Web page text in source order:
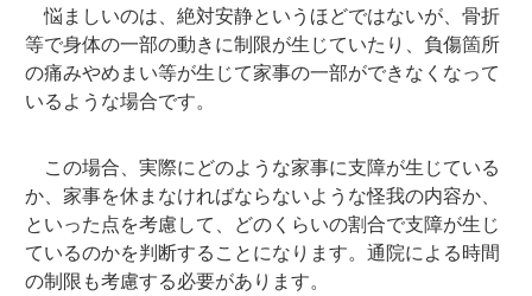
悩ましいのは、絶対安静というほどではないが、骨折
等で身体の一部の動きに制限が生じていたり、負傷箇所
の痛みやめまい等が生じて家事の一部ができなくなって
いるような場合です。
この場合、実際にどのような家事に支障が生じている
か、家事を休まなければならないような怪我の内容か、
といった点を考慮して、どのくらいの割合で支障が生じ
ているのかを判断することになります。通院による時間
の制限も考慮する必要があります。